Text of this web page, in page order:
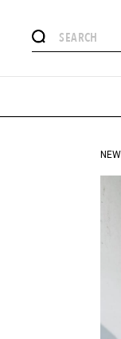
#GH 銘品の所以